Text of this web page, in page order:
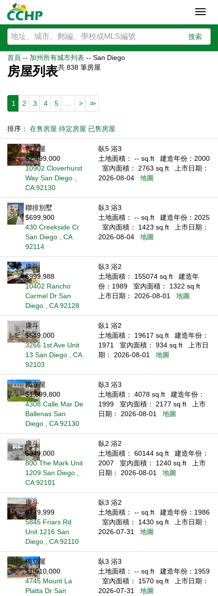
搜索
首頁 -- 加州所有城市列表 -- San Diego
房屋列表共 838 筆房屋
1 2 3 4 5 > >>
排序： 在售房屋 待定房屋 已售房屋
獨立屋
$2,499,000
10902 Cloverhurst
Way San Diego ,
CA 92130
臥5 浴3
土地面積： -- sq.ft
建造年份：2000
室內面積： 2763 sq.ft
上市日期：
2026-08-04
地圖
聯排別墅
$699,900
430 Creekside Cr
San Diego , CA
92114
臥3 浴3
土地面積： -- sq.ft
建造年份：2025
室內面積： 1423 sq.ft
上市日期：
2026-08-04
地圖
康斗
$999,988
10402 Rancho
Carmel Dr San
Diego , CA 92128
臥3 浴2
土地面積： 155074 sq.ft
建造年
份：1989
室內面積： 1322 sq.ft
上市日期： 2026-08-01
地圖
康斗
$549,000
3266 1st Ave Unit
13 San Diego , CA
92103
臥1 浴2
土地面積： 19617 sq.ft
建造年份：
1971
室內面積： 934 sq.ft
上市日
期： 2026-08-01
地圖
獨立屋
$1,899,800
4308 Calle Mar De
Ballenas San
Diego , CA 92130
臥3 浴3
土地面積： 4078 sq.ft
建造年份：
1999
室內面積： 2177 sq.ft
上市
日期： 2026-08-01
地圖
康斗
$949,000
800 The Mark Unit
1209 San Diego ,
CA 92101
臥2 浴2
土地面積： 60144 sq.ft
建造年份：
2007
室內面積： 1240 sq.ft
上市
日期： 2026-08-01
地圖
康斗
$779,999
5845 Friars Rd
Unit 1216 San
Diego , CA 92110
臥3 浴2
土地面積： -- sq.ft
建造年份：1986
室內面積： 1430 sq.ft
上市日期：
2026-07-31
地圖
獨立屋
$1,010,000
4745 Mount La
Platta Dr San
臥3 浴3
土地面積： -- sq.ft
建造年份：1959
室內面積： 1570 sq.ft
上市日期：
2026-07-31
地圖